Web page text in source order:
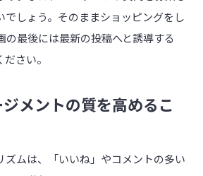
でしょう。そのままショッピングをし
の最後には最新の投稿へと誘導する
さい。
ジメントの質を高めるこ
ムは、「いいね」やコメントの多い